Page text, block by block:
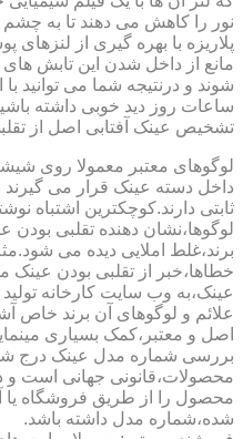
نور را کاهش می دهند تا به
پلاریزه با بهره گیری از لنزهای
مانع از داخل شدن این تابش
شوند و درنتیجه شما می توانید
ساعات روز دید خوبی داشته
تشخیص عینک آفتابی اصل از
لوگوهای معتبر معمولا روی
داخل دسته عینک قرار می گیرند
ثابتی دارند.کوچکترین اشتباه
لوگوها،نشان دهنده تقلبی
برند،غلط املایی دیده می
خطاها،خبر از تقلبی بودن
عینک،به وب سایت کارخانه
علائم و لوگوهای آن برند خاص
اصل و معتبر،کمک بسیاری
بررسی شماره مدل عینک درج
محصولات،قانونی جهانی است
محصول را از طریق فروشگاه یا
شده،شماره مدل داشته باشد.